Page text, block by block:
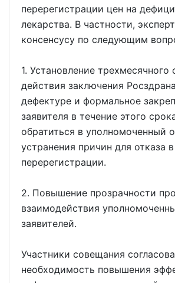
перерегистрации цен на
лекарства. В частности,
консенсусу по следующим
1. Установление трехмесячного
действия заключения
дефектуре и формальное
заявителя в течение этого
обратиться в уполномоченный
устранения причин для отказа в
перерегистрации.
2. Повышение прозрачности
взаимодействия
заявителей.
Участники совещания
необходимость повышения